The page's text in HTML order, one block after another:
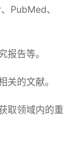
PubMed、
报告等。
关的文献。
取领域内的重